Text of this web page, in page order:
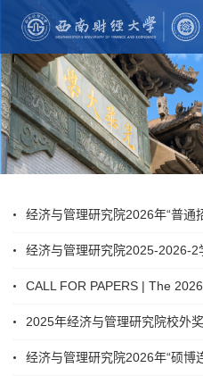
经济与管理研究院2025-2026-2
2025年经济与管理研究院校外